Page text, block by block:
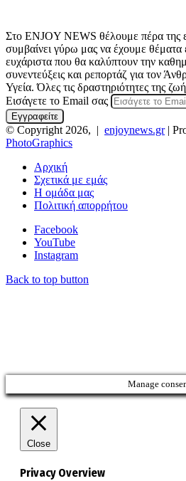
Στο ENJOY NEWS θέλουμε πέρα της
συμβαίνει γύρω μας να έχουμε θέματα
ευχάριστα που θα καλύπτουν την
συνεντεύξεις και ρεπορτάζ για τον
Υγεία. Όλες τις δραστηριότητες της
Εισάγετε το Email σας
© Copyright 2026, | enjoynews.gr|
PhotoGraphics
Αρχική
Σχετικά με εμάς
Η ομάδα μας
Πολιτική απορρήτου
Facebook
YouTube
Instagram
Back to top button
Manage
Close
Privacy Overview